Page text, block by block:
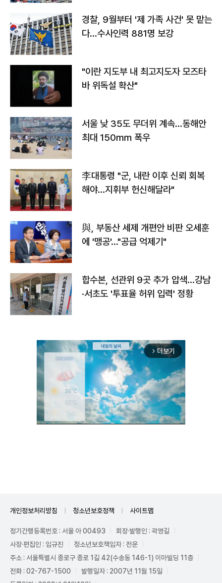
경찰, 9월부터 '제 가족 사건' 못 맡는
다…수사인력 881명 보강
"이란 지도부 내 최고지도자 모즈타
바 위독설 확산"
서울 낮 35도 무더위 계속…동해안
최대 150㎜ 폭우
李대통령 "군, 내란 이후 신뢰 회복
해야…지휘부 헌신해달라"
與, 부동산 세제 개편안 비판 오세훈
에 '맹공'…"공급 억제기"
합수본, 선관위 9곳 추가 압색…강남
·서초도 '투표율 허위 입력' 정황
arrow_forward_ios 더보기
개인정보처리방침 청소년보호정책 사이트맵
정기간행등록번호 : 서울 아 00493
회장·발행인 : 곽영길
사장·편집인 : 임규진
청소년보호책임자 : 전운
주소 : 서울특별시 종로구 종로 1길 42(수송동 146-1) 이마빌딩 11층
전화 : 02-767-1500
발행일자 : 2007년 11월 15일